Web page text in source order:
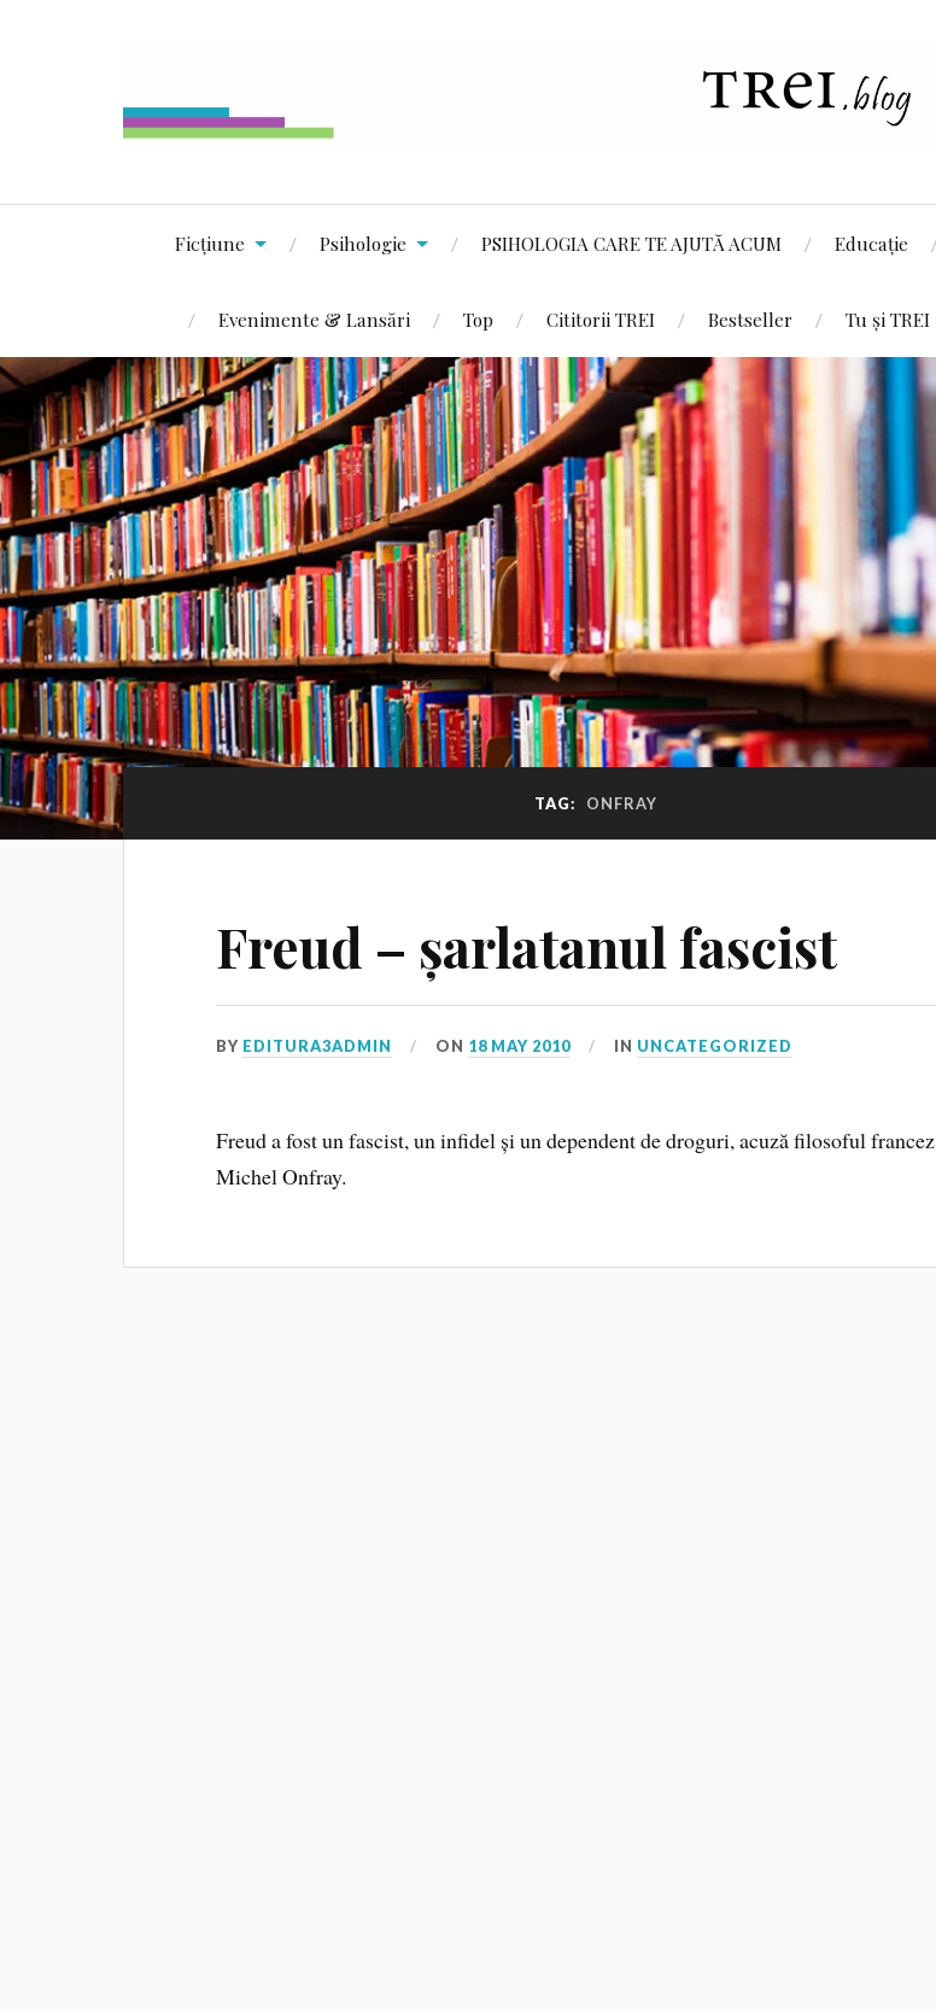
Ficțiune Psihologie PSIHOLOGIA CARE TE AJUTĂ ACUM Educație
Evenimente & Lansări Top Cititorii TREI Bestseller Tu și TREI
TAG: ONFRAY
Freud – șarlatanul fascist
BY EDITURA3ADMIN ON 18 MAY 2010 IN UNCATEGORIZED
Freud a fost un fascist, un infidel și un dependent de droguri, acuză filosoful francez
Michel Onfray.